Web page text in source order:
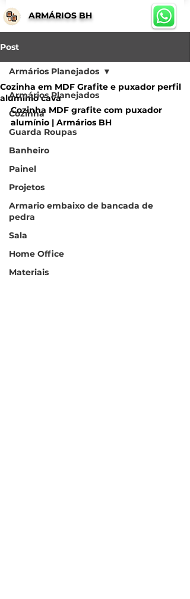
ARMÁRIOS BH
Post
Armários Planejados
Cozinha
Guarda Roupas
Banheiro
Painel
Projetos
Armario embaixo de bancada de
pedra
Sala
Home Office
Materiais
Armários Planejados
Cozinha em MDF Grafite e puxador perfil
aluminio cava
Cozinha MDF grafite com puxador
alumínio | Armários BH